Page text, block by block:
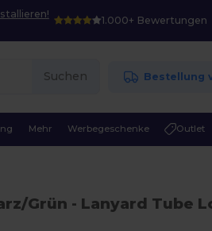
1.000+ Bewertungen
Suchen Bestellung
Mehr Werbegeschenke Outlet
Grün - Lanyard Tube